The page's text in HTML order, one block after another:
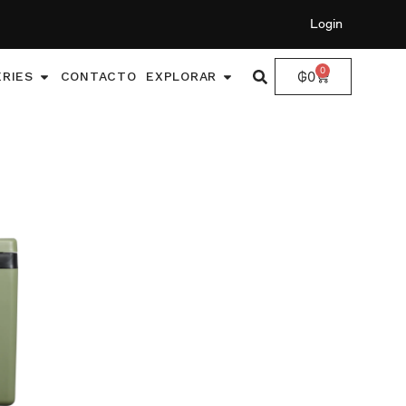
Login
CONTACTO EXPLORAR ₲0 0